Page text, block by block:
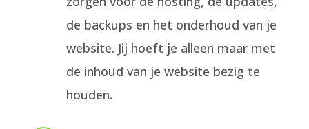
de backups en het onderhoud van je
website. Jij hoeft je alleen maar met
de inhoud van je website bezig te
houden.